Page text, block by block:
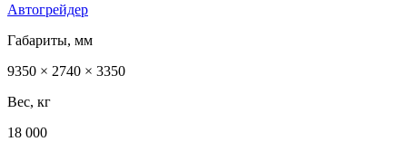
Автогрейдер
Габариты, мм
9350 × 2740 × 3350
Вес, кг
18 000